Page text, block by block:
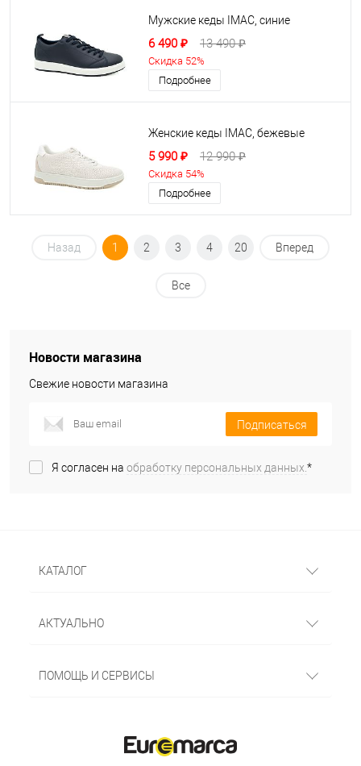
Мужские кеды IMAC, синие
6 490 ₽ 13 490 ₽
Скидка 52%
Подробнее
Женские кеды IMAC, бежевые
5 990 ₽ 12 990 ₽
Скидка 54%
Подробнее
Назад 1 2 3 4 20 Вперед
Все
Новости магазина
Свежие новости магазина
Подписаться
Я согласен на обработку персональных данных.*
КАТАЛОГ
АКТУАЛЬНО
ПОМОЩЬ И СЕРВИСЫ